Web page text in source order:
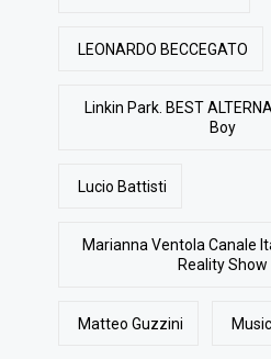
LEONARDO BECCEGATO
Linkin Park. BEST
Boy
Lucio Battisti
Marianna Ventola Canale
Reality Show
Matteo Guzzini